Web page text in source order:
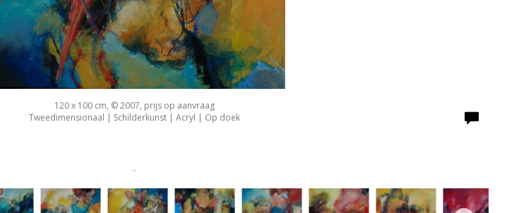
120 x 100 cm, © 2007, prijs op aanvraag
Tweedimensionaal | Schilderkunst | Acryl | Op doek
..